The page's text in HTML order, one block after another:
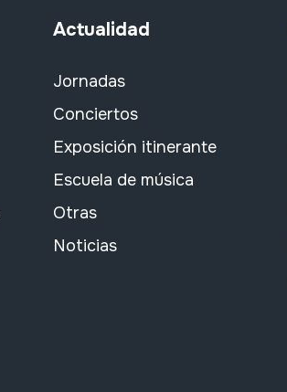
Actualidad
Jornadas
Conciertos
Exposición itinerante
Escuela de música
Otras
Noticias